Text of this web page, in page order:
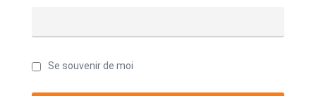
Se souvenir de moi